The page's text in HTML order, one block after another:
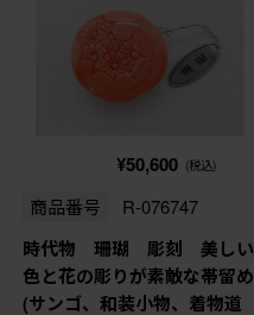
¥50,600 (税込)
商品番号 R-076747
時代物 珊瑚 彫刻 美しい
色と花の彫りが素敵な帯留め
(サンゴ、和装小物、着物道